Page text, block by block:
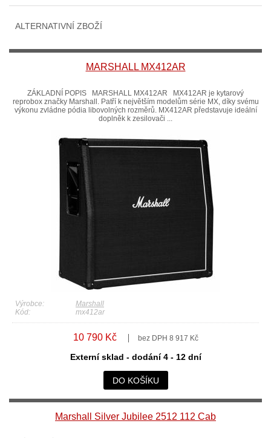
ALTERNATIVNÍ ZBOŽÍ
MARSHALL MX412AR
ZÁKLADNÍ POPIS MARSHALL MX412AR MX412AR je kytarový
reprobox značky Marshall. Patří k největším modelům série MX, díky svému
výkonu zvládne pódia libovolných rozměrů. MX412AR představuje ideální
doplněk k zesilovači ...
Výrobce:
Marshall
Kód:
mx412ar
10 790 Kč bez DPH 8 917 Kč
Externí sklad - dodání 4 - 12 dní
DO KOŠÍKU
Marshall Silver Jubilee 2512 112 Cab